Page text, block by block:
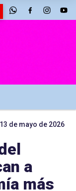
13 de mayo de 2026
a
más